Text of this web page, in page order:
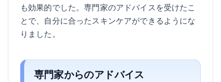
も効果的でした。専門家のアドバイスを受けたこ
とで、自分に合ったスキンケアができるようにな
りました。
専門家からのアドバイス